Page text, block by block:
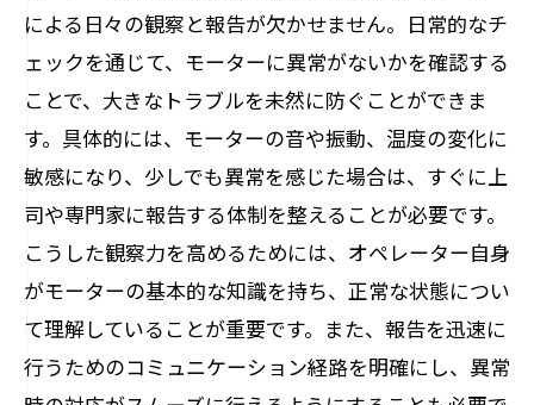
による日々の観察と報告が欠かせません。日常的なチ
ェックを通じて、モーターに異常がないかを確認する
ことで、大きなトラブルを未然に防ぐことができま
す。具体的には、モーターの音や振動、温度の変化に
敏感になり、少しでも異常を感じた場合は、すぐに上
司や専門家に報告する体制を整えることが必要です。
こうした観察力を高めるためには、オペレーター自身
がモーターの基本的な知識を持ち、正常な状態につい
て理解していることが重要です。また、報告を迅速に
行うためのコミュニケーション経路を明確にし、異常